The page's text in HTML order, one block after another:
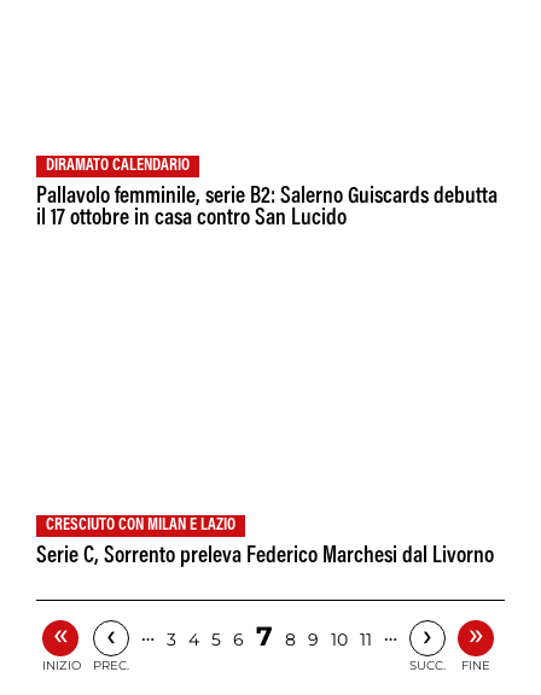
DIRAMATO CALENDARIO
Pallavolo femminile, serie B2: Salerno Guiscards debutta
il 17 ottobre in casa contro San Lucido
CRESCIUTO CON MILAN E LAZIO
Serie C, Sorrento preleva Federico Marchesi dal Livorno
«
INIZIO
‹
PREC.
… 3 4 5 6 7 8 9 10 11 … ›
SUCC.
»
FINE